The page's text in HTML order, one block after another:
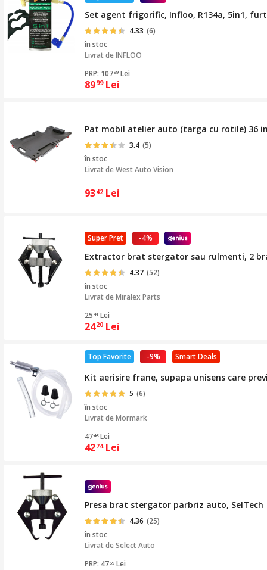
Set agent frigorific, Infloo, R134a, 5in1,
4.33 (6)
în stoc
Livrat deINFLOO
PRP: 10799 Lei
8999 Lei
Pat mobil atelier auto (targa cu rotile) 36
3.4 (5)
în stoc
Livrat deWest Auto Vision
9342 Lei
-4%
Super Pret
Extractor brat stergator sau rulmenti, 2
4.37 (52)
în stoc
Livrat deMiralex Parts
2541 Lei
2420 Lei
Smart Deals
-9%
Top Favorite
Kit aerisire frane, supapa unisens care
5 (6)
în stoc
Livrat deMormark
4748 Lei
4274 Lei
Presa brat stergator parbriz auto, SelTech
4.36 (25)
în stoc
Livrat deSelect Auto
PRP: 4759 Lei